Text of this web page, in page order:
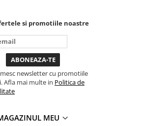
care
treaba
si promotiile noastre
newsletter cu promotiile
Afla mai multe in Politica de
MEU